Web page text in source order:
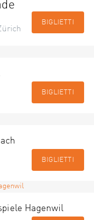
BIGLIETTI
BIGLIETTI
BIGLIETTI
Hagenwil